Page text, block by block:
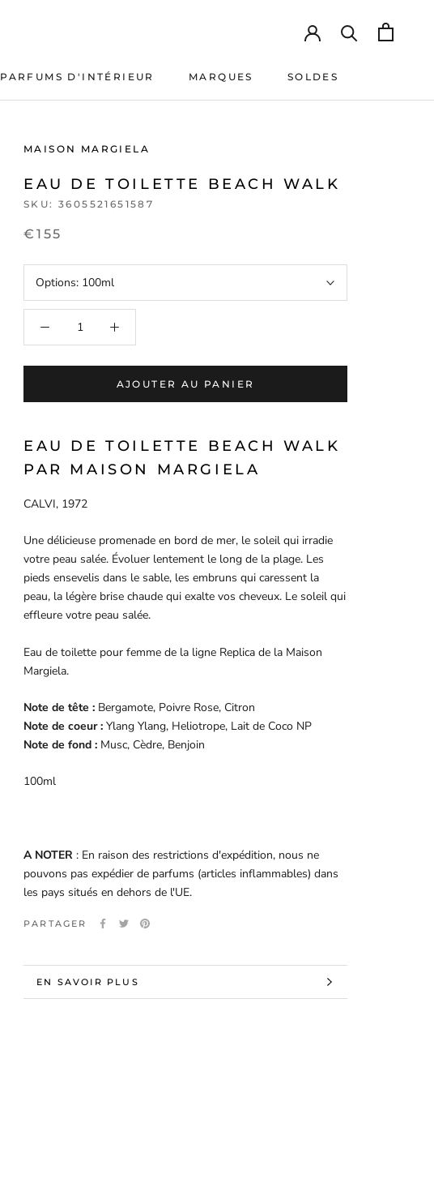
PARFUMS D'INTÉRIEUR
MARQUES
SOLDES
MAISON MARGIELA
EAU DE TOILETTE BEACH WALK
SKU: 3605521651587
€155
Options: 100ml
AJOUTER AU PANIER
EAU DE TOILETTE BEACH WALK
PAR MAISON MARGIELA
CALVI, 1972
Une délicieuse promenade en bord de mer, le soleil qui irradie
votre peau salée. Évoluer lentement le long de la plage. Les
pieds ensevelis dans le sable, les embruns qui caressent la
peau, la légère brise chaude qui exalte vos cheveux. Le soleil qui
effleure votre peau salée.
Eau de toilette pour femme de la ligne Replica de la Maison
Margiela.
Note de tête : Bergamote, Poivre Rose, Citron
Note de coeur : Ylang Ylang, Heliotrope, Lait de Coco NP
Note de fond : Musc, Cèdre, Benjoin
100ml
A NOTER : En raison des restrictions d'expédition, nous ne
pouvons pas expédier de parfums (articles inflammables) dans
les pays situés en dehors de l'UE.
PARTAGER
EN SAVOIR PLUS
VOIR LES IMAGES